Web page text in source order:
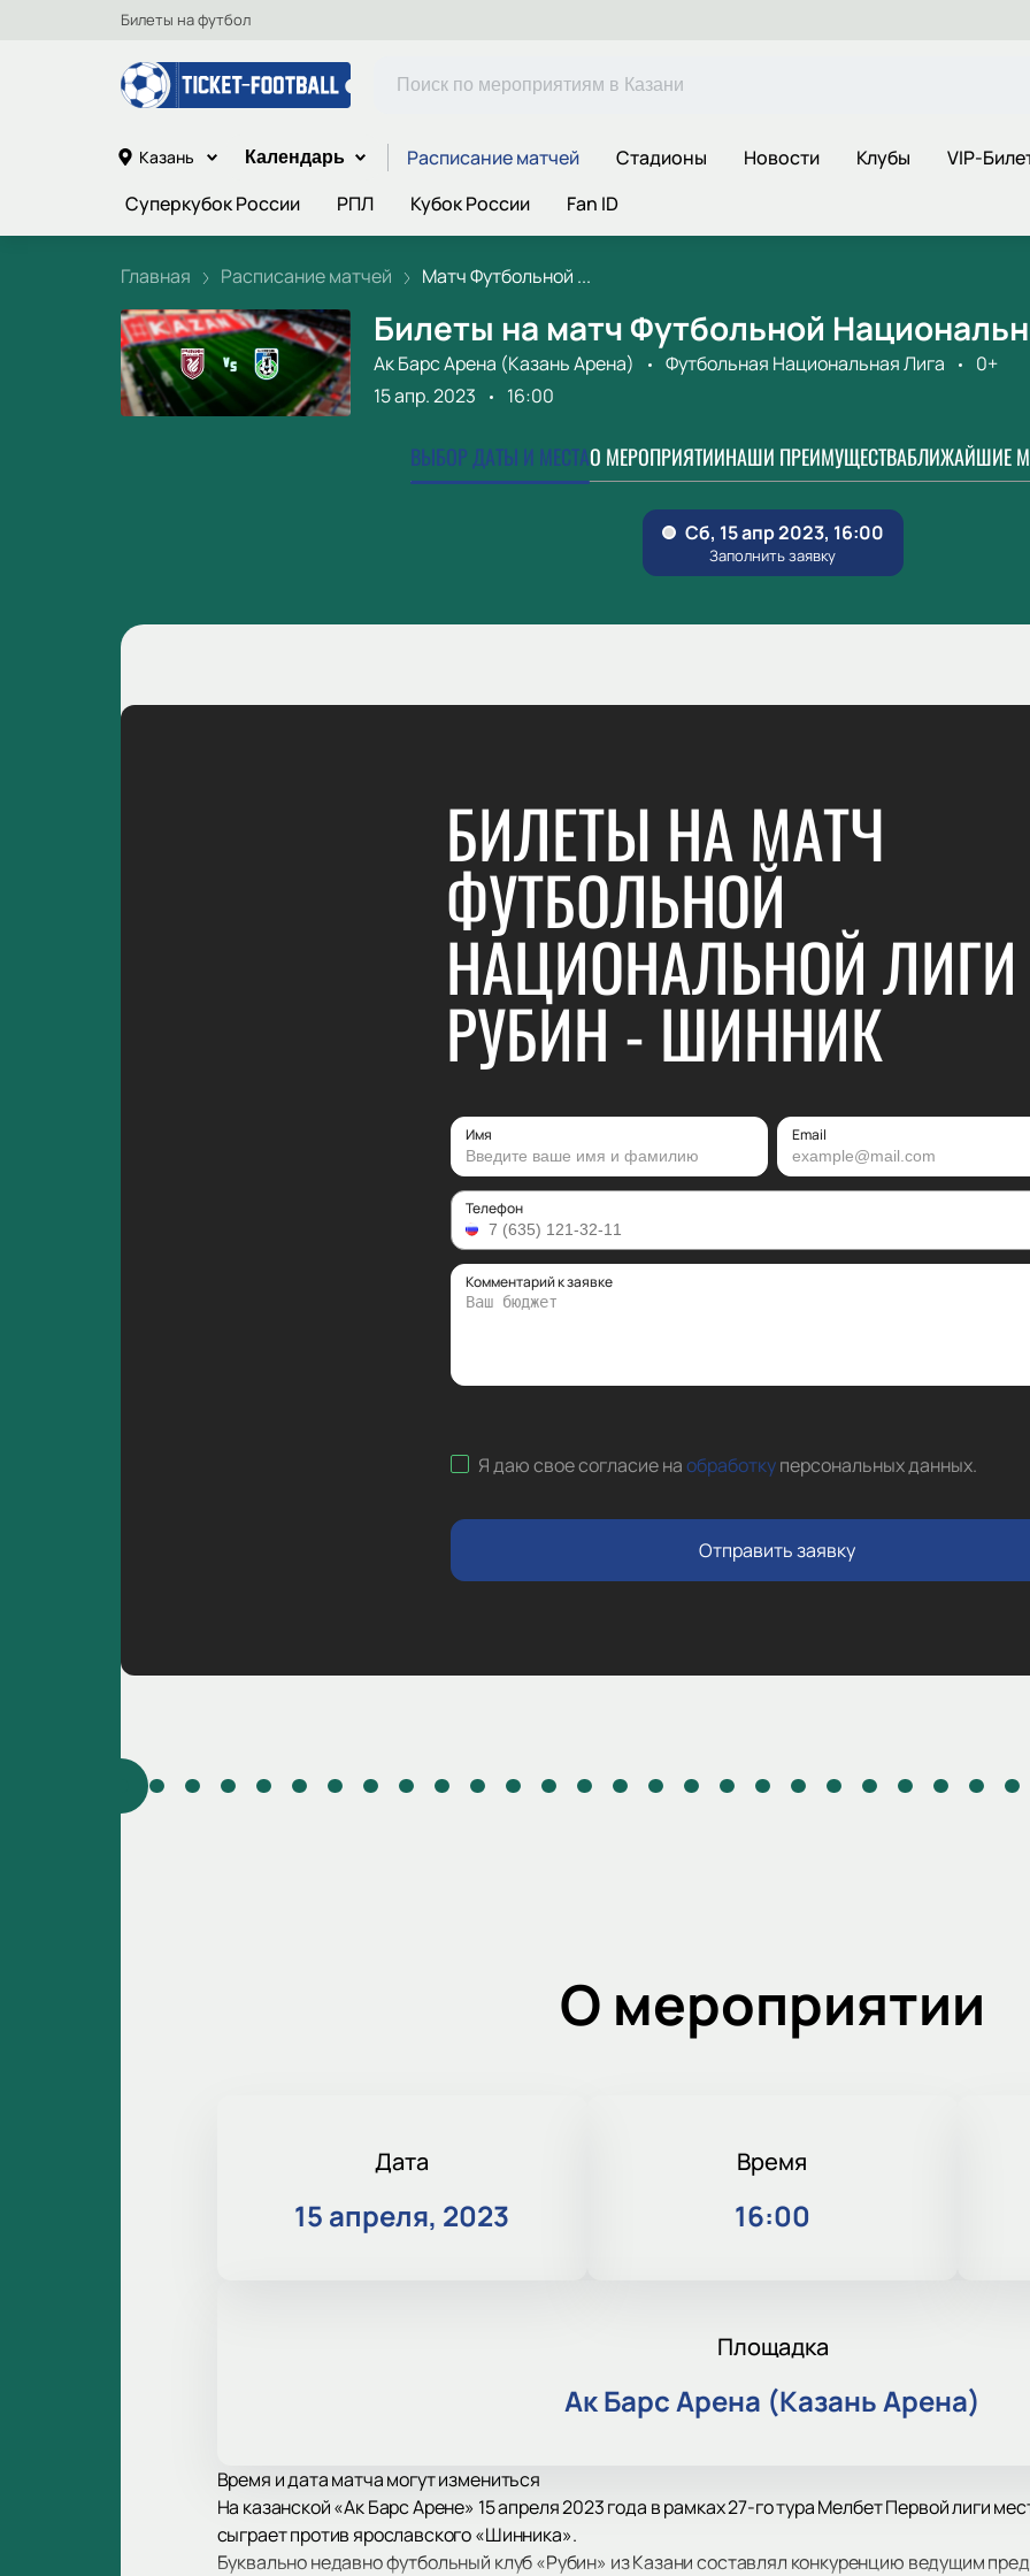
Билеты на футбол
Казань Календарь Расписание матчей Стадионы Новости Клубы VIP-
Суперкубок России
РПЛ Кубок России Fan ID
Главная Расписание матчей Матч Футбольной ...
Билеты на матч Футбольной
Ак Барс Арена (Казань Арена) Футбольная Национальная Лига
0+
15 апр. 2023
16:00
ВЫБОР ДАТЫ И МЕСТАО МЕРОПРИЯТИИНАШИ ПРЕИМУЩЕСТВАБЛИЖАЙШИЕ
БИЛЕТЫ НА МАТЧ
ФУТБОЛЬНОЙ
НАЦИОНАЛЬНОЙ ЛИГИ
РУБИН - ШИННИК
Имя Email
Телефон
Комментарий к заявке
Я даю свое согласие наобработку персональных данных.
Отправить заявку
О мероприятии
Дата
15 апреля, 2023
Время
16:00
Площадка
Ак Барс Арена (Казань Арена)
Время и дата матча могут измениться
На казанской «Ак Барс Арене» 15 апреля 2023 года в рамках 27-го тура Мелбет Первой лиги
сыграет против ярославского «Шинника».
Буквально недавно футбольный клуб «Рубин» из Казани составлял конкуренцию ведущим